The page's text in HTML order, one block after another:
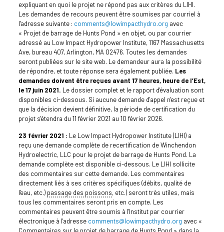
expliquant en quoi le projet ne répond pas aux critères du LIHI.
Les demandes de recours peuvent être soumises par courriel à
l'adresse suivante : comments@lowimpacthydro.org avec
« Projet de barrage de Hunts Pond » en objet, ou par courrier
adressé au Low Impact Hydropower Institute, 1167 Massachusetts
Ave, bureau 407, Arlington, MA 02476. Toutes les demandes
seront publiées sur le site web. Le demandeur aura la possibilité
de répondre, et toute réponse sera également publiée. Les
demandes doivent être reçues avant 17 heures, heure de l’Est,
le 17 juin 2021. Le dossier complet et le rapport d'évaluation sont
disponibles ci-dessous. Si aucune demande d'appel n'est reçue et
que la décision devient définitive, la période de certification du
projet s'étendra du 11 février 2021 au 10 février 2026.
23 février 2021 : Le Low Impact Hydropower Institute (LIHI) a
reçu une demande complète de recertification de Winchendon
Hydroelectric, LLC pour le projet de barrage de Hunts Pond. La
demande complète est disponible ci-dessous. Le LIHI sollicite
des commentaires sur cette demande. Les commentaires
directement liés à ses critères spécifiques (débits, qualité de
l'eau, etc.) passage des poissons, etc.) seront très utiles, mais
tous les commentaires seront pris en compte. Les
commentaires peuvent être soumis à l'Institut par courrier
électronique à l'adresse comments@lowimpacthydro.org avec «